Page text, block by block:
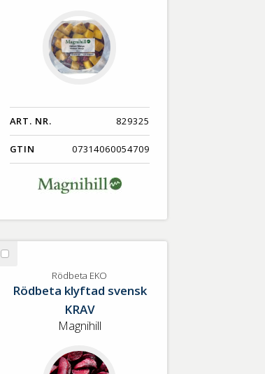
ART. NR. 829325
GTIN 07314060054709
Välj
EKO
Rödbeta EKO
Rödbeta klyftad svensk
KRAV
Magnihill